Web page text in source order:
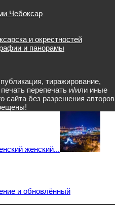
Чебоксар
и окрестностей
и панорамы
тиражирование,
перепечать и/или иные
сайта без разрешения авторов
женский...
и обновлённый